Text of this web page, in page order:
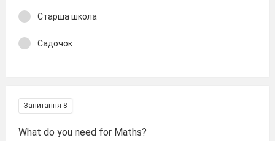
Старша школа
Садочок
Запитання 8
What do you need for Maths?